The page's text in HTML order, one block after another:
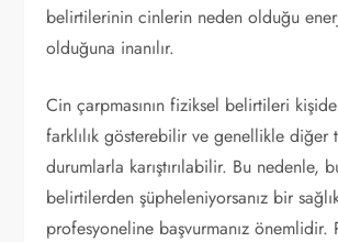
belirtilerinin cinlerin neden olduğu
olduğuna inanılır.
Cin çarpmasının fiziksel belirtileri
farklılık gösterebilir ve genellikle diğer
durumlarla karıştırılabilir. Bu nedenle,
belirtilerden şüpheleniyorsanız bir
profesyoneline başvurmanız önemlidir.